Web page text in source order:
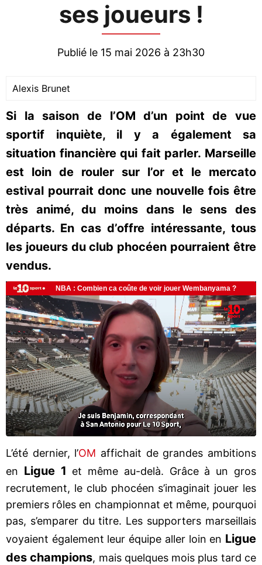
ses joueurs !
Publié le 15 mai 2026 à 23h30
Alexis Brunet
Si la saison de l’OM d’un point de vue
sportif inquiète, il y a également sa
situation financière qui fait parler. Marseille
est loin de rouler sur l’or et le mercato
estival pourrait donc une nouvelle fois être
très animé, du moins dans le sens des
départs. En cas d’offre intéressante, tous
les joueurs du club phocéen pourraient être
vendus.
L’été dernier, l’OM affichait de grandes ambitions
en Ligue 1 et même au-delà. Grâce à un gros
recrutement, le club phocéen s’imaginait jouer les
premiers rôles en championnat et même, pourquoi
pas, s’emparer du titre. Les supporters marseillais
voyaient également leur équipe aller loin en Ligue
des champions, mais quelques mois plus tard ce